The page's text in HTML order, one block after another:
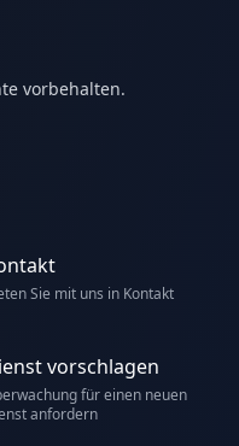
vorbehalten.
Sie mit uns in Kontakt
vorschlagen
für einen neuen
anfordern